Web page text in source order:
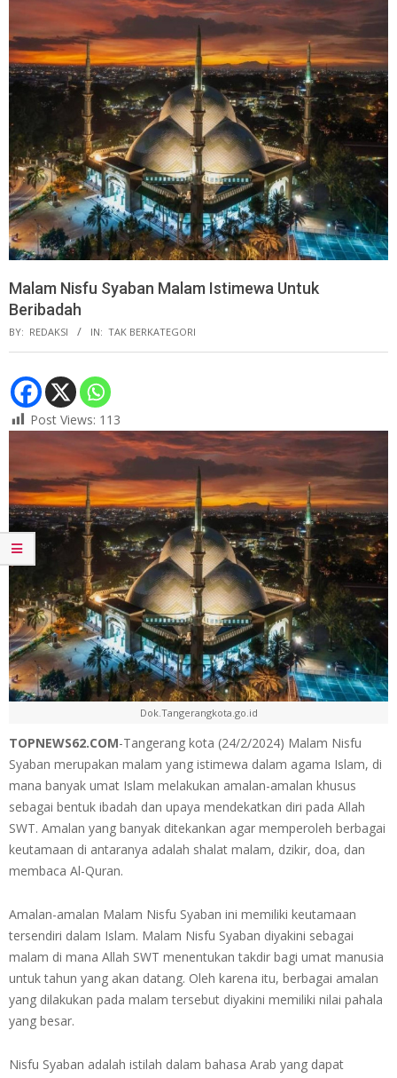
Malam Nisfu Syaban Malam Istimewa Untuk
Beribadah
BY: REDAKSI IN: TAK BERKATEGORI
Post Views: 113
Dok.Tangerangkota.go.id
TOPNEWS62.COM-Tangerang kota (24/2/2024) Malam Nisfu
Syaban merupakan malam yang istimewa dalam agama Islam, di
mana banyak umat Islam melakukan amalan-amalan khusus
sebagai bentuk ibadah dan upaya mendekatkan diri pada Allah
SWT. Amalan yang banyak ditekankan agar memperoleh berbagai
keutamaan di antaranya adalah shalat malam, dzikir, doa, dan
membaca Al-Quran.
Amalan-amalan Malam Nisfu Syaban ini memiliki keutamaan
tersendiri dalam Islam. Malam Nisfu Syaban diyakini sebagai
malam di mana Allah SWT menentukan takdir bagi umat manusia
untuk tahun yang akan datang. Oleh karena itu, berbagai amalan
yang dilakukan pada malam tersebut diyakini memiliki nilai pahala
yang besar.
Nisfu Syaban adalah istilah dalam bahasa Arab yang dapat